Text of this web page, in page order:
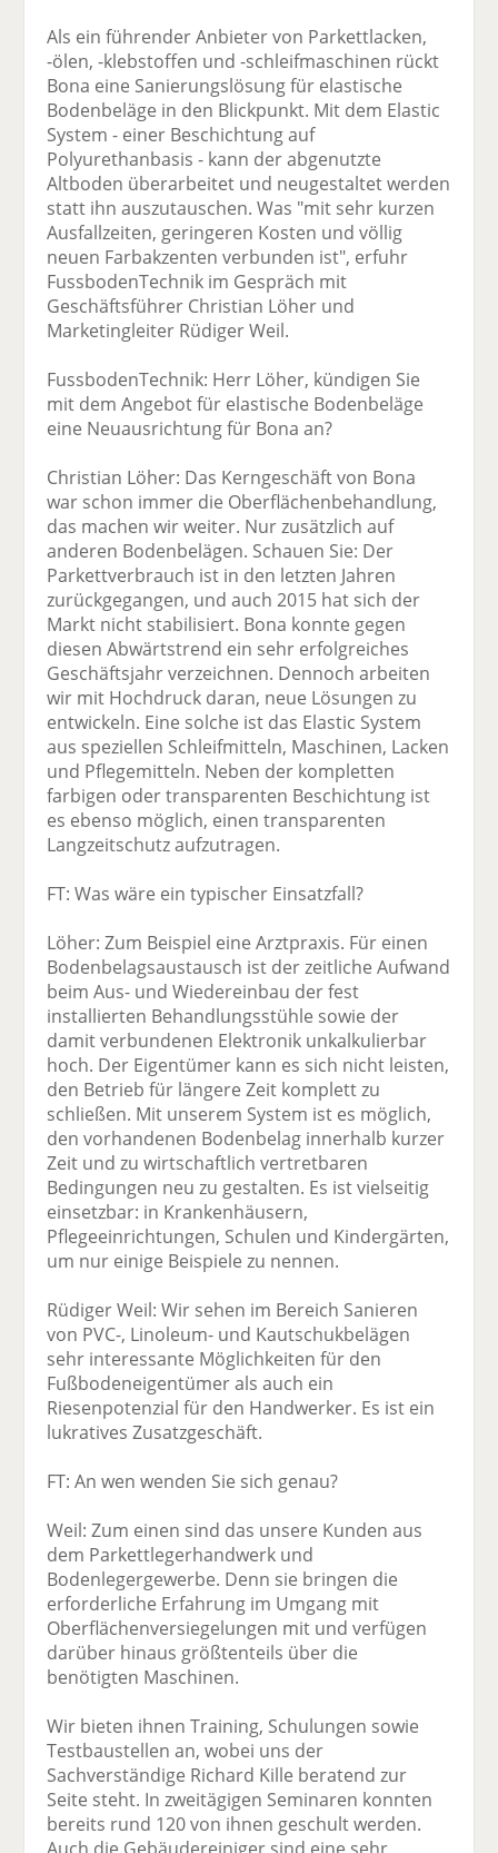
Als ein führender Anbieter von Parkettlacken,
-ölen, -klebstoffen und -schleifmaschinen rückt
Bona eine Sanierungslösung für elastische
Bodenbeläge in den Blickpunkt. Mit dem Elastic
System - einer Beschichtung auf
Polyurethanbasis - kann der abgenutzte
Altboden überarbeitet und neugestaltet werden
statt ihn auszutauschen. Was "mit sehr kurzen
Ausfallzeiten, geringeren Kosten und völlig
neuen Farbakzenten verbunden ist", erfuhr
FussbodenTechnik im Gespräch mit
Geschäftsführer Christian Löher und
Marketingleiter Rüdiger Weil.
FussbodenTechnik: Herr Löher, kündigen Sie
mit dem Angebot für elastische Bodenbeläge
eine Neuausrichtung für Bona an?
Christian Löher: Das Kerngeschäft von Bona
war schon immer die Oberflächenbehandlung,
das machen wir weiter. Nur zusätzlich auf
anderen Bodenbelägen. Schauen Sie: Der
Parkettverbrauch ist in den letzten Jahren
zurückgegangen, und auch 2015 hat sich der
Markt nicht stabilisiert. Bona konnte gegen
diesen Abwärtstrend ein sehr erfolgreiches
Geschäftsjahr verzeichnen. Dennoch arbeiten
wir mit Hochdruck daran, neue Lösungen zu
entwickeln. Eine solche ist das Elastic System
aus speziellen Schleifmitteln, Maschinen, Lacken
und Pflegemitteln. Neben der kompletten
farbigen oder transparenten Beschichtung ist
es ebenso möglich, einen transparenten
Langzeitschutz aufzutragen.
FT: Was wäre ein typischer Einsatzfall?
Löher: Zum Beispiel eine Arztpraxis. Für einen
Bodenbelagsaustausch ist der zeitliche Aufwand
beim Aus- und Wiedereinbau der fest
installierten Behandlungsstühle sowie der
damit verbundenen Elektronik unkalkulierbar
hoch. Der Eigentümer kann es sich nicht leisten,
den Betrieb für längere Zeit komplett zu
schließen. Mit unserem System ist es möglich,
den vorhandenen Bodenbelag innerhalb kurzer
Zeit und zu wirtschaftlich vertretbaren
Bedingungen neu zu gestalten. Es ist vielseitig
einsetzbar: in Krankenhäusern,
Pflegeeinrichtungen, Schulen und Kindergärten,
um nur einige Beispiele zu nennen.
Rüdiger Weil: Wir sehen im Bereich Sanieren
von PVC-, Linoleum- und Kautschukbelägen
sehr interessante Möglichkeiten für den
Fußbodeneigentümer als auch ein
Riesenpotenzial für den Handwerker. Es ist ein
lukratives Zusatzgeschäft.
FT: An wen wenden Sie sich genau?
Weil: Zum einen sind das unsere Kunden aus
dem Parkettlegerhandwerk und
Bodenlegergewerbe. Denn sie bringen die
erforderliche Erfahrung im Umgang mit
Oberflächenversiegelungen mit und verfügen
darüber hinaus größtenteils über die
benötigten Maschinen.
Wir bieten ihnen Training, Schulungen sowie
Testbaustellen an, wobei uns der
Sachverständige Richard Kille beratend zur
Seite steht. In zweitägigen Seminaren konnten
bereits rund 120 von ihnen geschult werden.